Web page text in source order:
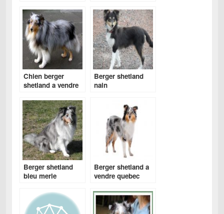
Chien berger
shetland a vendre
Berger shetland
nain
Berger shetland
bleu merle
Berger shetland a
vendre quebec